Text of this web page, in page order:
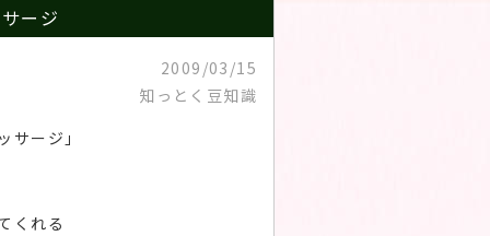
ージ
2009/03/15
知っとく豆知識
ージ」
くれる